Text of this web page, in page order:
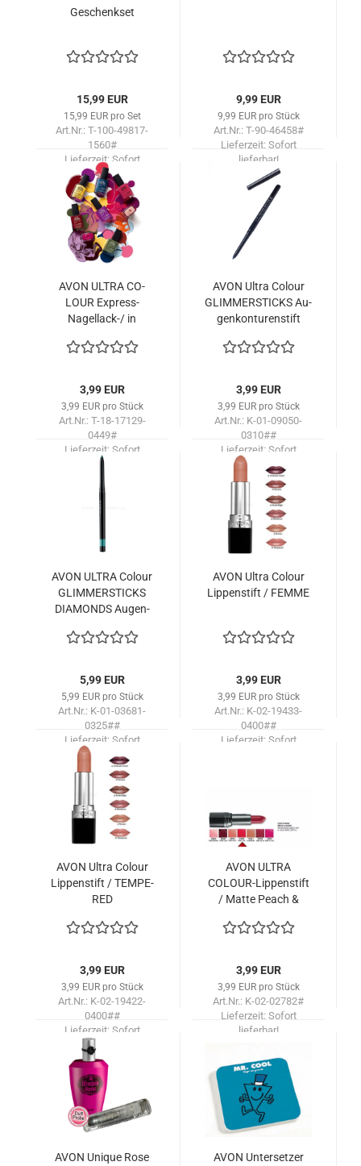
Ge­schenk­set
15,99 EUR
15,99 EUR pro Set
Art.Nr.: T-100-49817-
1560#
Lieferzeit: Sofort
lieferbar!
9,99 EUR
9,99 EUR pro Stück
Art.Nr.: T-90-46458#
Lieferzeit: Sofort
lieferbar!
AVON ULTRA CO­
LOUR Express-​​
Nagellack-​/ in
3,99 EUR
3,99 EUR pro Stück
Art.Nr.: T-18-17129-
0449#
Lieferzeit: Sofort
lieferbar!
AVON Ultra Co­lour
GLIM­MER­STICKS Au­
gen­kon­tu­ren­stift
GREY
3,99 EUR
3,99 EUR pro Stück
Art.Nr.: K-01-09050-
0310##
Lieferzeit: Sofort
lieferbar!
AVON ULTRA Co­lour
GLIM­MER­STICKS
DIA­MONDS Au­gen­
VER LIGHTS
5,99 EUR
5,99 EUR pro Stück
Art.Nr.: K-01-03681-
0325##
Lieferzeit: Sofort
lieferbar!
AVON Ultra Co­lour
Lip­pen­stift / FEMME
3,99 EUR
3,99 EUR pro Stück
Art.Nr.: K-02-19433-
0400##
Lieferzeit: Sofort
AVON Ultra Co­lour
Lip­pen­stift / TEM­PE­
RED
3,99 EUR
3,99 EUR pro Stück
Art.Nr.: K-02-19422-
0400##
Lieferzeit: Sofort
lieferbar!
AVON ULTRA
COLOUR-​​Lip­pen­stift
/ Matte Peach &
3,99 EUR
3,99 EUR pro Stück
Art.Nr.: K-02-02782#
Lieferzeit: Sofort
lieferbar!
AVON Un­i­que Rose
AVON Un­ter­set­zer